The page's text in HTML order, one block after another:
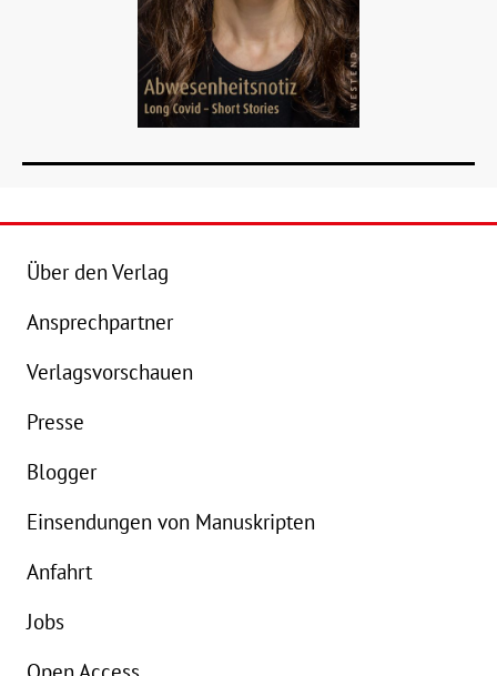
Über den Verlag
Ansprechpartner
Verlagsvorschauen
Presse
Blogger
Einsendungen von Manuskripten
Anfahrt
Jobs